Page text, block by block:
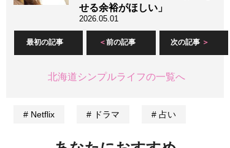
せる余裕がほしい」
2026.05.01
最初の記事 前の記事 次の記事
北海道シンプルライフの一覧へ
Netflix ドラマ 占い